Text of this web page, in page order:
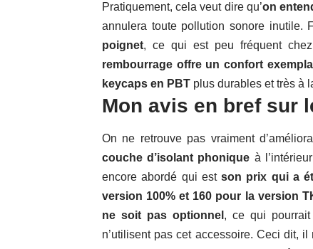
Pratiquement, cela veut dire qu’on
annulera toute pollution sonore inutile.
poignet, ce qui est peu fréquent
rembourrage offre un confort
keycaps en PBT plus durables et très à
Mon avis en bref sur
On ne retrouve pas vraiment
couche d’isolant phonique à
encore abordé qui estson prix qui a
version 100% et 160 pour la version
ne soit pas optionnel , ce qui
n’utilisent pas cet accessoire. Ceci dit,